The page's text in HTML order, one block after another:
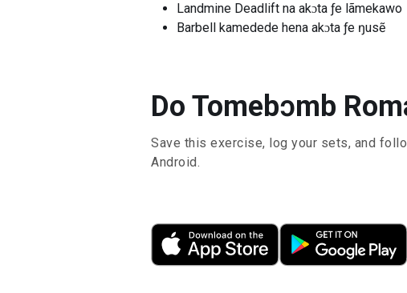
Landmine Deadlift na akɔta ƒe lãmekawo
Barbell kamedede hena akɔta ƒe ŋusẽ
Do Tomebɔmb
Save this exercise, log your sets, and
Android.